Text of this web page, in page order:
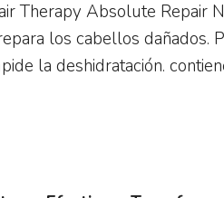
Therapy Absolute Repair
los cabellos dañados.
la deshidratación.